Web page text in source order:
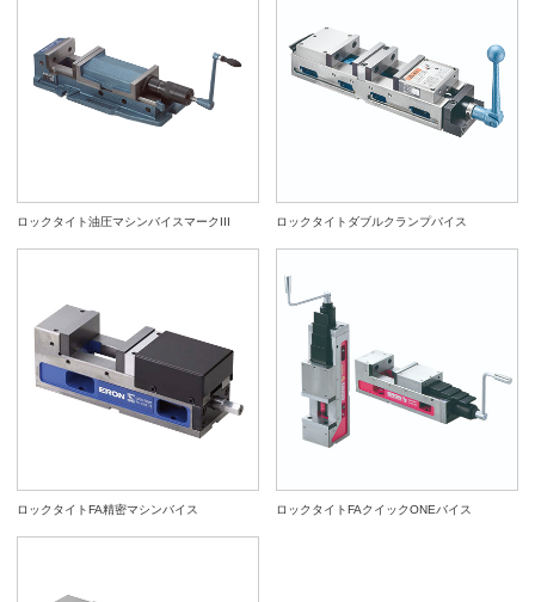
ロックタイト油圧マシンバイスマークIII ロックタイトダブルクランプバイス
ロックタイトFA精密マシンバイス ロックタイトFAクイックONEバイス